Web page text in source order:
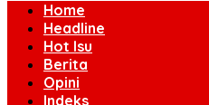
Home
Headline
Hot Isu
Berita
Opini
Indeks